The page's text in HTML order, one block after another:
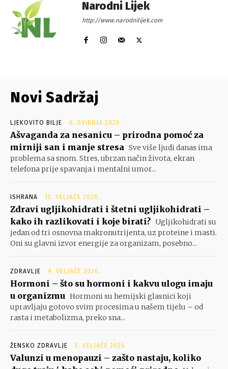
Narodni Lijek
http://www.narodnilijek.com
Novi Sadržaj
LJEKOVITO BILJE 6. SVIBNJA 2026.
Ašvaganda za nesanicu – prirodna pomoć za
mirniji san i manje stresa Sve više ljudi danas ima
problema sa snom. Stres, ubrzan način života, ekran
telefona prije spavanja i mentalni umor...
ISHRANA 12. VELJAČE 2026.
Zdravi ugljikohidrati i štetni ugljikohidrati –
kako ih razlikovati i koje birati? Ugljikohidrati su
jedan od tri osnovna makronutrijenta, uz proteine i masti.
Oni su glavni izvor energije za organizam, posebno...
ZDRAVLJE 9. VELJAČE 2026.
Hormoni – što su hormoni i kakvu ulogu imaju
u organizmu Hormoni su hemijski glasnici koji
upravljaju gotovo svim procesima u našem tijelu – od
rasta i metabolizma, preko sna...
ŽENSKO ZDRAVLJE 5. VELJAČE 2026.
Valunzi u menopauzi – zašto nastaju, koliko